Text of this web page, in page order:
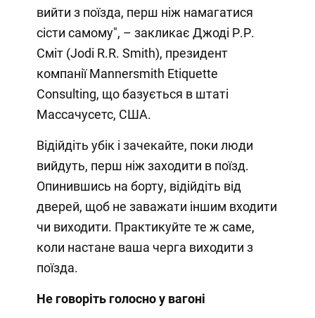
вийти з поїзда, перш ніж намагатися
сісти самому", – закликає Джоді Р.Р.
Сміт (Jodi R.R. Smith), президент
компанії Mannersmith Etiquette
Consulting, що базується в штаті
Массачусетс, США.
Відійдіть убік і зачекайте, поки люди
вийдуть, перш ніж заходити в поїзд.
Опинившись на борту, відійдіть від
дверей, щоб не заважати іншим входити
чи виходити. Практикуйте те ж саме,
коли настане ваша черга виходити з
поїзда.
Не говоріть голосно у вагоні